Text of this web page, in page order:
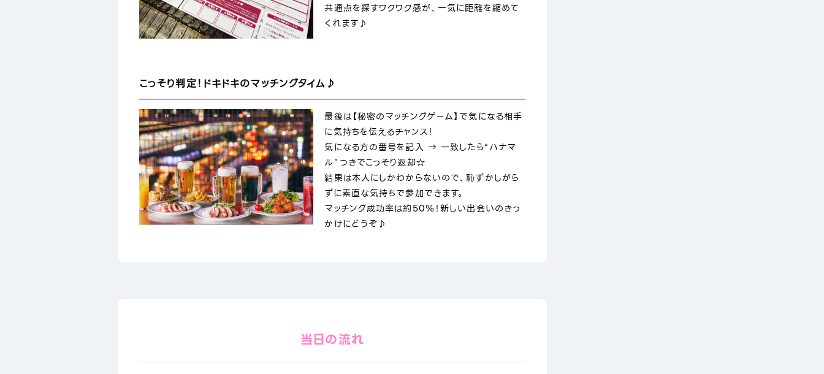
共通点を探すワクワク感が、一気に距離を縮めて
くれます♪
こっそり判定！ドキドキのマッチングタイム♪
最後は【秘密のマッチングゲーム】で気になる相手
に気持ちを伝えるチャンス！
気になる方の番号を記入 → 一致したら“ハナマ
ル”つきでこっそり返却☆
結果は本人にしかわからないので、恥ずかしがら
ずに素直な気持ちで参加できます。
マッチング成功率は約50％！新しい出会いのきっ
かけにどうぞ♪
当日の流れ